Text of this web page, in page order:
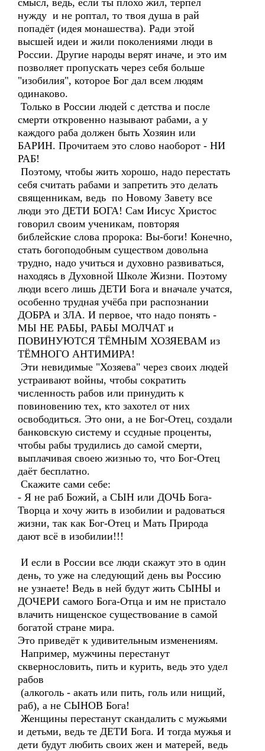
смысл, ведь, если ты плохо жил, терпел
нужду и не роптал, то твоя душа в рай
попадёт (идея монашества). Ради этой
высшей идеи и жили поколениями люди в
России. Другие народы верят иначе, и это им
позволяет пропускать через себя больше
"изобилия", которое Бог дал всем людям
одинаково.
Только в России людей с детства и после
смерти откровенно называют рабами, а у
каждого раба должен быть Хозяин или
БАРИН. Прочитаем это слово наоборот - НИ
РАБ!
Поэтому, чтобы жить хорошо, надо перестать
себя считать рабами и запретить это делать
священникам, ведь по Новому Завету все
люди это ДЕТИ БОГА! Сам Иисус Христос
говорил своим ученикам, повторяя
библейские слова пророка: Вы-боги! Конечно,
стать богоподобным существом довольна
трудно, надо учиться и духовно развиваться,
находясь в Духовной Школе Жизни. Поэтому
люди всего лишь ДЕТИ Бога и вначале учатся,
особенно трудная учёба при распознании
ДОБРА и ЗЛА. И первое, что надо понять -
МЫ НЕ РАБЫ, РАБЫ МОЛЧАТ и
ПОВИНУЮТСЯ ТЁМНЫМ ХОЗЯЕВАМ из
ТЁМНОГО АНТИМИРА!
Эти невидимые "Хозяева" через своих людей
устраивают войны, чтобы сократить
численность рабов или принудить к
повиновению тех, кто захотел от них
освободиться. Это они, а не Бог-Отец, создали
банковскую систему и ссудные проценты,
чтобы рабы трудились до самой смерти,
выплачивая своею жизнью то, что Бог-Отец
даёт бесплатно.
Скажите сами себе:
- Я не раб Божий, а СЫН или ДОЧЬ Бога-
Творца и хочу жить в изобилии и радоваться
жизни, так как Бог-Отец и Мать Природа
дают всё в изобилии!!!
И если в России все люди скажут это в один
день, то уже на следующий день вы Россию
не узнаете! Ведь в ней будут жить СЫНЫ и
ДОЧЕРИ самого Бога-Отца и им не пристало
влачить нищенское существование в самой
богатой стране мира.
Это приведёт к удивительным изменениям.
Например, мужчины перестанут
сквернословить, пить и курить, ведь это удел
рабов
(алкоголь - акать или пить, голь или нищий,
раб), а не СЫНОВ Бога!
Женщины перестанут скандалить с мужьями
и детьми, ведь те ДЕТИ Бога. И тогда мужья и
дети будут любить своих жен и матерей, ведь